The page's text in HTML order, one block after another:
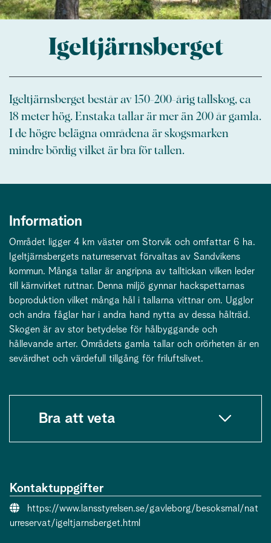
Igeltjärnsberget
Igeltjärnsberget består av 150-200-årig tallskog, ca
18 meter hög. Enstaka tallar är mer än 200 år gamla.
I de högre belägna områdena är skogsmarken
mindre bördig vilket är bra för tallen.
Information
Området ligger 4 km väster om Storvik och omfattar 6 ha.
Igeltjärnsbergets naturreservat förvaltas av Sandvikens
kommun. Många tallar är angripna av talltickan vilken leder
till kärnvirket ruttnar. Denna miljö gynnar hackspettarnas
boproduktion vilket många hål i tallarna vittnar om. Ugglor
och andra fåglar har i andra hand nytta av dessa hålträd.
Skogen är av stor betydelse för hålbyggande och
hållevande arter. Områdets gamla tallar och orörheten är en
sevärdhet och värdefull tillgång för friluftslivet.
Bra att veta
Kontaktuppgifter
Webbsida:
https://www.lansstyrelsen.se/gavleborg/besoksmal/nat
urreservat/igeltjarnsberget.html